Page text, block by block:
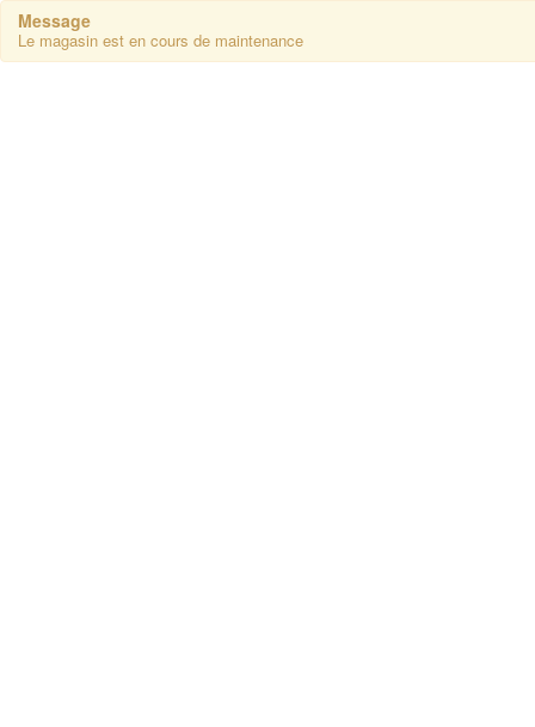
Message
Le magasin est en cours de maintenance